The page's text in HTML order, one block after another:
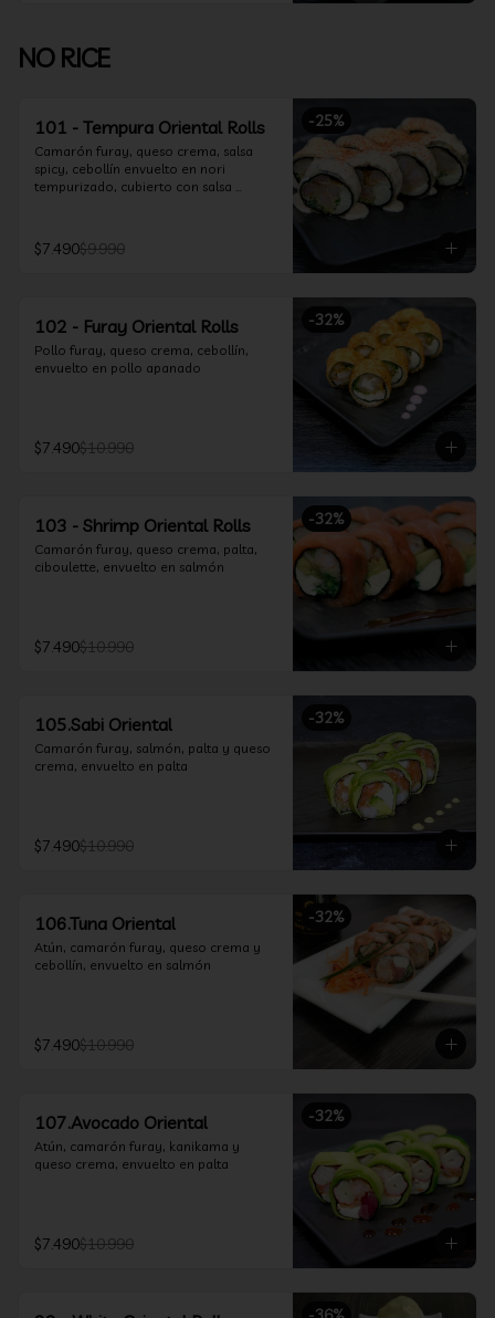
NO RICE
-25%
101 - Tempura Oriental Rolls
Camarón furay, queso crema, salsa
spicy, cebollín envuelto en nori
tempurizado, cubierto con salsa
$7.490$9.990
-32%
102 - Furay Oriental Rolls
Pollo furay, queso crema, cebollín,
envuelto en pollo apanado
$7.490$10.990
-32%
103 - Shrimp Oriental Rolls
Camarón furay, queso crema, palta,
ciboulette, envuelto en salmón
$7.490$10.990
-32%
105.Sabi Oriental
Camarón furay, salmón, palta y queso
crema, envuelto en palta
$7.490$10.990
-32%
106.Tuna Oriental
Atún, camarón furay, queso crema y
cebollín, envuelto en salmón
$7.490$10.990
-32%
107.Avocado Oriental
Atún, camarón furay, kanikama y
queso crema, envuelto en palta
$7.490$10.990